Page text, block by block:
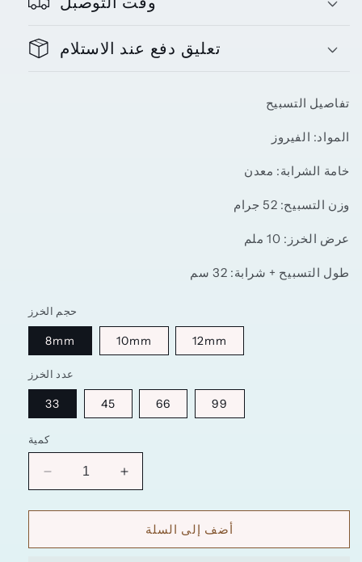
تعليق دفع عند الاستلام
تفاصيل التسبيح
المواد: الفيروز
خامة الشرابة: معدن
وزن التسبيح: 52 جرام
عرض الخرز: 10 ملم
طول التسبيح + شرابة: 32 سم
حجم الخرز
8mm 10mm 12mm
عدد الخرز
33 45 66 99
كمية
ل
حجر
زيادة
ل
سبحة
حجر
أضف إلى السلة